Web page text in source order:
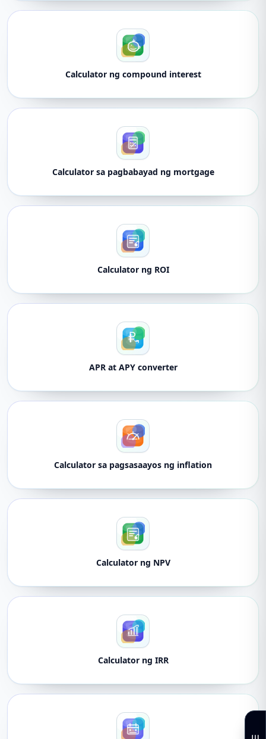
Calculator ng compound interest
Calculator sa pagbabayad ng mortgage
Calculator ng ROI
APR at APY converter
Calculator sa pagsasaayos ng inflation
Calculator ng NPV
Calculator ng IRR